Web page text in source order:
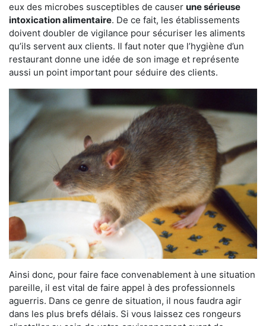
eux des microbes susceptibles de causer une sérieuse
intoxication alimentaire. De ce fait, les établissements
doivent doubler de vigilance pour sécuriser les aliments
qu’ils servent aux clients. Il faut noter que l’hygiène d’un
restaurant donne une idée de son image et représente
aussi un point important pour séduire des clients.
Ainsi donc, pour faire face convenablement à une situation
pareille, il est vital de faire appel à des professionnels
aguerris. Dans ce genre de situation, il nous faudra agir
dans les plus brefs délais. Si vous laissez ces rongeurs